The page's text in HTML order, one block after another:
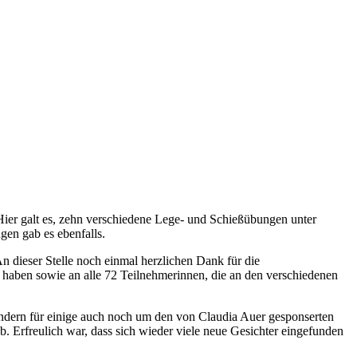
galt es, zehn verschiedene Lege- und Schießübungen unter
gab es ebenfalls.
dieser Stelle noch einmal herzlichen Dank für die
sowie an alle 72 Teilnehmerinnen, die an den verschiedenen
für einige auch noch um den von Claudia Auer gesponserten
Erfreulich war, dass sich wieder viele neue Gesichter eingefunden